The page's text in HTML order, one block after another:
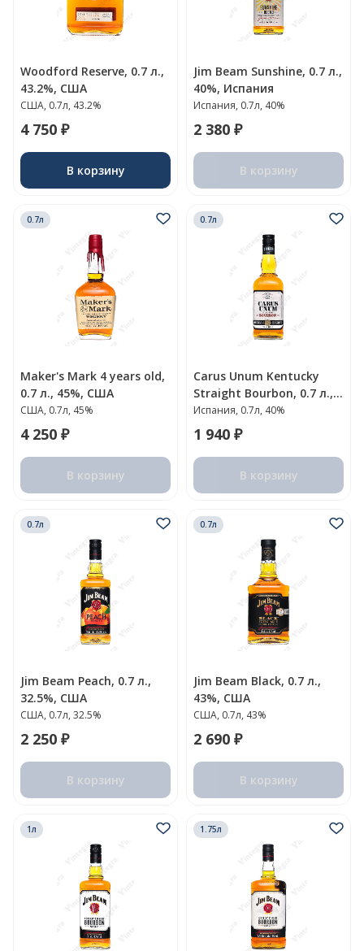
Woodford Reserve, 0.7 л.,
43.2%, США
США, 0.7л, 43.2%
4 750 ₽
В корзину
Jim Beam Sunshine, 0.7 л.,
40%, Испания
Испания, 0.7л, 40%
2 380 ₽
В корзину
0.7л
Maker's Mark 4 years old,
0.7 л., 45%, США
США, 0.7л, 45%
4 250 ₽
В корзину
0.7л
Carus Unum Kentucky
Straight Bourbon, 0.7 л.,
Испания
Испания, 0.7л, 40%
1 940 ₽
В корзину
0.7л
Jim Beam Peach, 0.7 л.,
32.5%, США
США, 0.7л, 32.5%
2 250 ₽
В корзину
0.7л
Jim Beam Black, 0.7 л.,
43%, США
США, 0.7л, 43%
2 690 ₽
В корзину
1л 1.75л